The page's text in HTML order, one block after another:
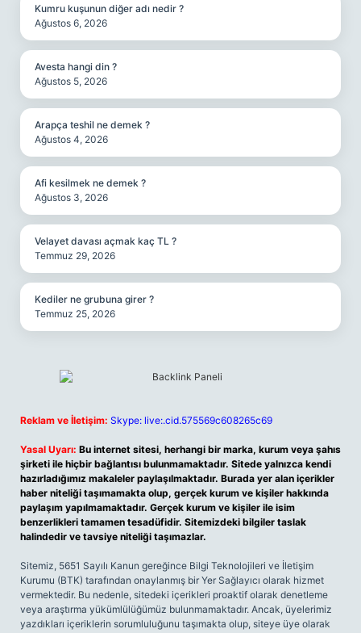
Kumru kuşunun diğer adı nedir ?
Ağustos 6, 2026
Avesta hangi din ?
Ağustos 5, 2026
Arapça teshil ne demek ?
Ağustos 4, 2026
Afi kesilmek ne demek ?
Ağustos 3, 2026
Velayet davası açmak kaç TL ?
Temmuz 29, 2026
Kediler ne grubuna girer ?
Temmuz 25, 2026
Reklam ve İletişim: Skype: live:.cid.575569c608265c69
Yasal Uyarı: Bu internet sitesi, herhangi bir marka, kurum veya şahıs
şirketi ile hiçbir bağlantısı bulunmamaktadır. Sitede yalnızca kendi
hazırladığımız makaleler paylaşılmaktadır. Burada yer alan içerikler
haber niteliği taşımamakta olup, gerçek kurum ve kişiler hakkında
paylaşım yapılmamaktadır. Gerçek kurum ve kişiler ile isim
benzerlikleri tamamen tesadüfidir. Sitemizdeki bilgiler taslak
halindedir ve tavsiye niteliği taşımazlar.
Sitemiz, 5651 Sayılı Kanun gereğince Bilgi Teknolojileri ve İletişim
Kurumu (BTK) tarafından onaylanmış bir Yer Sağlayıcı olarak hizmet
vermektedir. Bu nedenle, sitedeki içerikleri proaktif olarak denetleme
veya araştırma yükümlülüğümüz bulunmamaktadır. Ancak, üyelerimiz
yazdıkları içeriklerin sorumluluğunu taşımakta olup, siteye üye olarak